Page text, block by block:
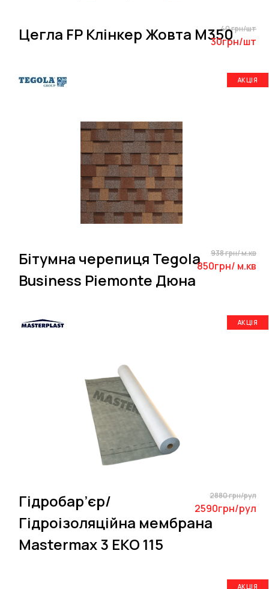
Цегла FP Клінкер Жовта M35040 грн/шт
30грн/шт
АКЦІЯ
Бітумна черепиця Tegola
Business Piemonte Дюна
938 грн/ м.кв
850грн/ м.кв
АКЦІЯ
Гідробар’єр/
Гідроізоляційна мембрана
Mastermax 3 EKO 115
2880 грн/рул
2590грн/рул
АКЦІЯ